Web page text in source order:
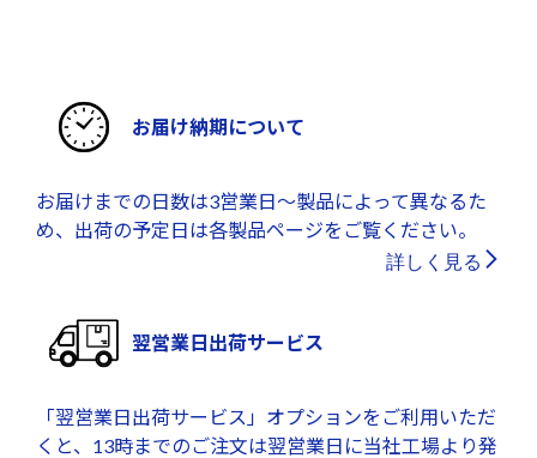
お届け納期について
お届けまでの日数は3営業日～製品によって異なるた
め、出荷の予定日は各製品ページをご覧ください。
詳しく見る
翌営業日出荷サービス
「翌営業日出荷サービス」オプションをご利用いただ
くと、13時までのご注文は翌営業日に当社工場より発